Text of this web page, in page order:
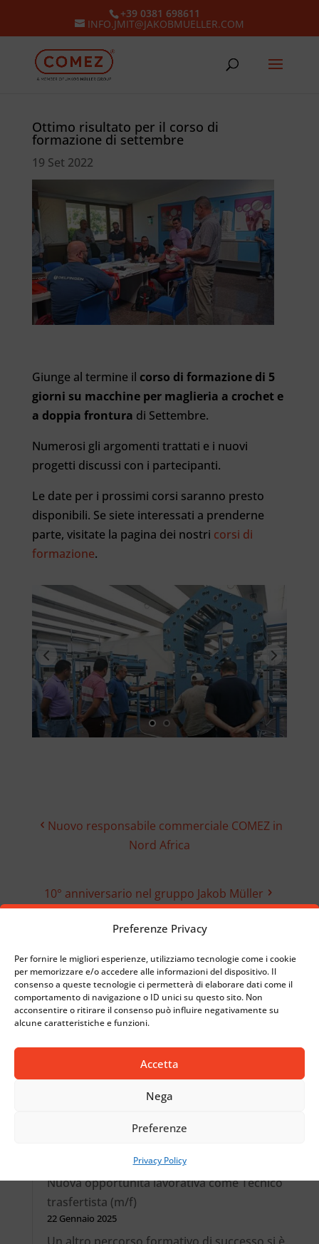
Preferenze Privacy
Per fornire le migliori esperienze, utilizziamo tecnologie come i cookie
per memorizzare e/o accedere alle informazioni del dispositivo. Il
consenso a queste tecnologie ci permetterà di elaborare dati come il
comportamento di navigazione o ID unici su questo sito. Non
acconsentire o ritirare il consenso può influire negativamente su
alcune caratteristiche e funzioni.
Accetta
Nega
Preferenze
Privacy Policy
+39 0381 698611
INFO.JMIT@JAKOBMUELLER.COM
Ottimo risultato per il corso di
formazione di settembre
19 Set 2022
Giunge al termine il corso di formazione di 5
giorni su macchine per maglieria a crochet e
a doppia frontura di Settembre.
Numerosi gli argomenti trattati e i nuovi
progetti discussi con i partecipanti.
Le date per i prossimi corsi saranno presto
disponibili. Se siete interessati a prenderne
parte, visitate la pagina dei nostri corsi di
formazione.
Nuovo responsabile commerciale COMEZ in
Nord Africa
10° anniversario nel gruppo Jakob Müller
Articoli recenti
Nasce LAB1887: l’innovazione prende forma
30 Ottobre 2025
Da Comez International a Jakob Muller Italy:
identità più forte, stessa passione e
Nuova opportunità lavorativa come Tecnico
trasfertista (m/f)
22 Gennaio 2025